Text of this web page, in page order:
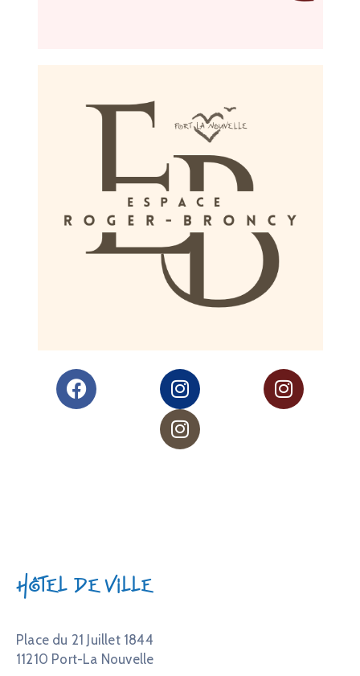
Hôtel de Ville
Place du 21 Juillet 1844
11210 Port-La Nouvelle